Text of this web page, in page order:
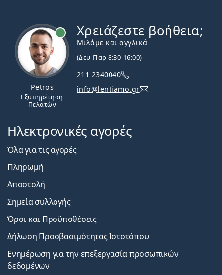
Petros
Εξυπηρέτηση
Πελατών
Χρειάζεστε βοήθεια;
Μιλάμε και αγγλικά
(Δευ-Παρ 8:30-16:00)
211 2340040
info@lentiamo.gr
Ηλεκτρονικές αγορές
Όλα για τις αγορές
Πληρωμή
Αποστολή
Σημεία συλλογής
Όροι και Προϋποθέσεις
Δήλωση Προσβασιμότητας Ιστοτόπου
Ενημέρωση για την επεξεργασία προσωπικών
δεδομένων